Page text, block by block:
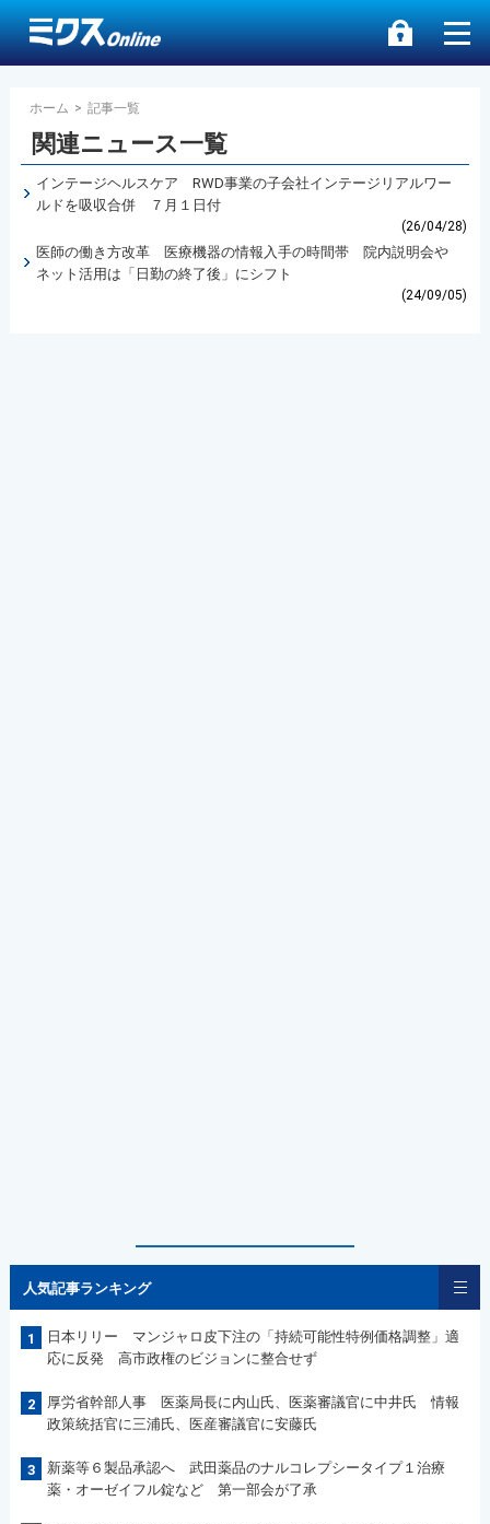
ホーム > 記事一覧
関連ニュース一覧
インテージヘルスケア RWD事業の子会社インテージリアルワー
ルドを吸収合併 ７月１日付
(26/04/28)
医師の働き方改革 医療機器の情報入手の時間帯 院内説明会や
ネット活用は「日勤の終了後」にシフト
(24/09/05)
人気記事ランキング
1
日本リリー マンジャロ皮下注の「持続可能性特例価格調整」適
応に反発 高市政権のビジョンに整合せず
2
厚労省幹部人事 医薬局長に内山氏、医薬審議官に中井氏 情報
政策統括官に三浦氏、医産審議官に安藤氏
3
新薬等６製品承認へ 武田薬品のナルコレプシータイプ１治療
薬・オーゼイフル錠など 第一部会が了承